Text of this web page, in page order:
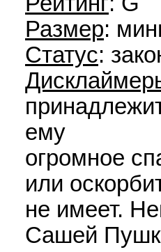
Размер:
Статус:
ему
огромное
или
не имеет.
Сашей